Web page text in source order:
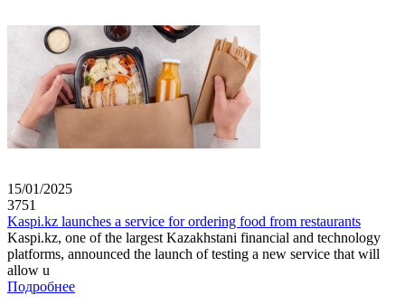
15/01/2025
3751
Kaspi.kz launches a service for ordering food from restaurants
Kaspi.kz, one of the largest Kazakhstani financial and technology
platforms, announced the launch of testing a new service that will
allow u
Подробнее